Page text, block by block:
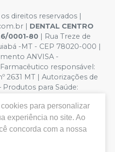
direitos reservados |
| DENTAL CENTRO
0001-80 | Rua Treze de
-MT - CEP 78020-000 |
ANVISA -
responsável:
2631 MT | Autorizações de
para Saúde:
ilustrativas - Os preços e
sujeitos a alterações. Em
no site, o valor válido é o
vendemos por atacado,
cookies para personalizar
experiência no site. Ao
concorda com a nossa